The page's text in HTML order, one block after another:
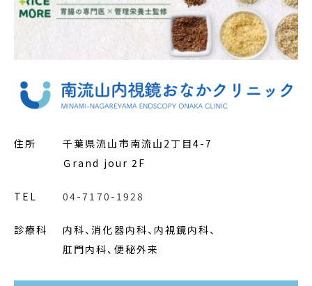
住所
千葉県流山市南流山2丁目4-7
Ｇrand jour 2F
TEL 04-7170-1928
診療科
内科、消化器内科、内視鏡内科、
肛門内科、便秘外来